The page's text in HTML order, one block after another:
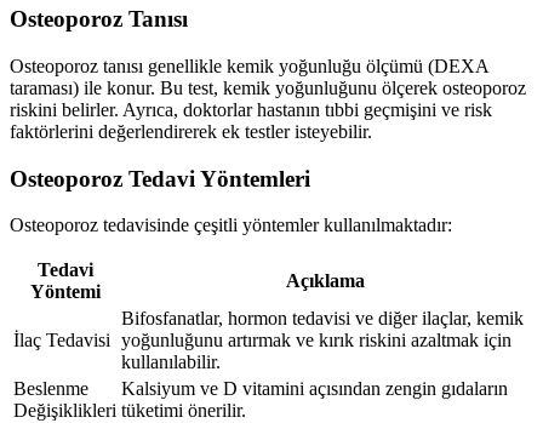
Osteoporoz Tanısı
Osteoporoz tanısı genellikle kemik yoğunluğu ölçümü (DEXA
taraması) ile konur. Bu test, kemik yoğunluğunu ölçerek osteoporoz
riskini belirler. Ayrıca, doktorlar hastanın tıbbi geçmişini ve risk
faktörlerini değerlendirerek ek testler isteyebilir.
Osteoporoz Tedavi Yöntemleri
Osteoporoz tedavisinde çeşitli yöntemler kullanılmaktadır:
Tedavi
Yöntemi
Açıklama
İlaç Tedavisi
Bifosfanatlar, hormon tedavisi ve diğer ilaçlar, kemik
yoğunluğunu artırmak ve kırık riskini azaltmak için
kullanılabilir.
Beslenme
Değişiklikleri
Kalsiyum ve D vitamini açısından zengin gıdaların
tüketimi önerilir.